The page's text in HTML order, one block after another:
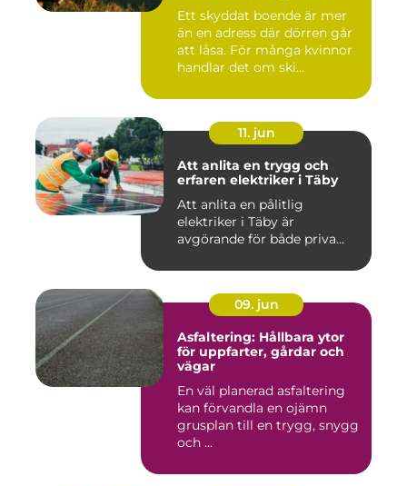
Ett skyddat boende är mer
än en adress där dörren går
att låsa. För många kvinnor
handlar det om ski...
11. jun
Att anlita en trygg och
erfaren elektriker i Täby
Att anlita en pålitlig
elektriker i Täby är
avgörande för både priva...
09. jun
Asfaltering: Hållbara ytor
för uppfarter, gårdar och
vägar
En väl planerad asfaltering
kan förvandla en ojämn
grusplan till en trygg, snygg
och ...